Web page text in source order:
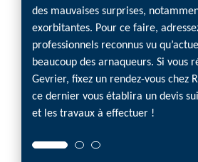
des mauvaises surprises,
exorbitantes. Pour ce faire,
professionnels reconnus vu
beaucoup des arnaqueurs. Si vous
Gevrier, fixez un rendez-vous chez
ce dernier vous établira un devis
et les travaux à effectuer !